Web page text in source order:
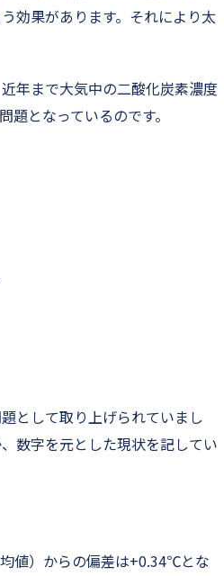
効果があります。それにより太
年まで大気中の二酸化炭素濃度
となっているのです。
として取り上げられていまし
数字を元とした現状を記してい
値）からの偏差は+0.34℃とな